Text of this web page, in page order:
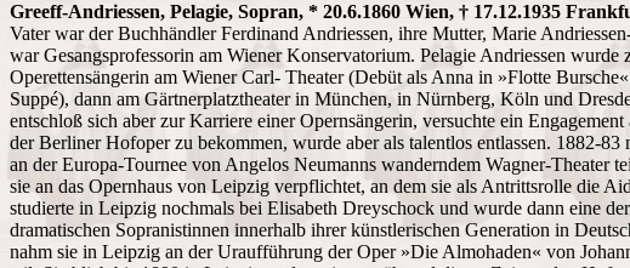
Greeff-Andriessen, Pelagie, Sopran, * 20.6.1860 Wien, † 17.12.1935
Vater war der Buchhändler Ferdinand Andriessen, ihre Mutter, Marie
war Gesangsprofessorin am Wiener Konservatorium. Pelagie Andriessen wurde
Operettensängerin am Wiener Carl- Theater (Debüt als Anna in »Flotte
Suppé), dann am Gärtnerplatztheater in München, in Nürnberg, Köln und
entschloß sich aber zur Karriere einer Opernsängerin, versuchte ein
der Berliner Hofoper zu bekommen, wurde aber als talentlos entlassen. 1882-83
an der Europa-Tournee von Angelos Neumanns wanderndem Wagner-Theater
sie an das Opernhaus von Leipzig verpflichtet, an dem sie als Antrittsrolle die
studierte in Leipzig nochmals bei Elisabeth Dreyschock und wurde dann eine
dramatischen Sopranistinnen innerhalb ihrer künstlerischen Generation in
nahm sie in Leipzig an der Uraufführung der Oper »Die Almohaden« von